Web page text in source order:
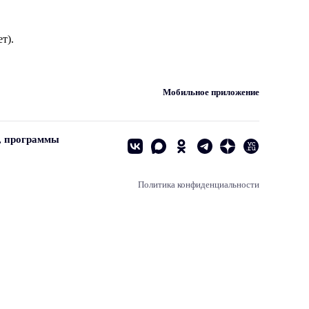
Мобильное приложение
программы
Политика конфиденциальности